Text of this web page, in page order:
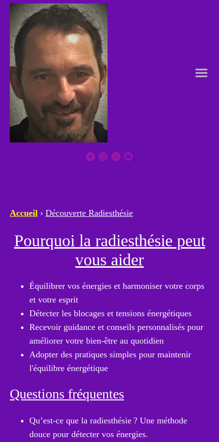
Accueil › Découverte Radiesthésie
Pourquoi la radiesthésie peut
vous aider
Équilibrer vos énergies et harmoniser votre corps
et votre esprit
Détecter les blocages et tensions énergétiques
Recevoir guidance et conseils personnalisés pour
améliorer votre bien-être au quotidien
Adopter des pratiques simples pour maintenir
l'équilibre énergétique
Questions fréquentes
Qu’est-ce que la radiesthésie ? Une méthode
douce pour détecter vos énergies.